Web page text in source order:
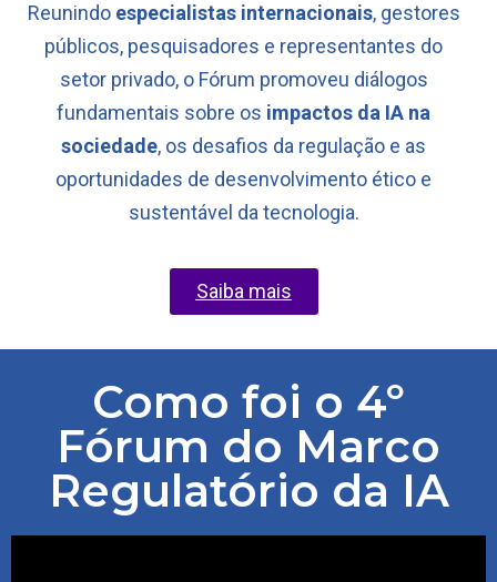
Reunindo especialistas internacionais, gestores
públicos, pesquisadores e representantes do
setor privado, o Fórum promoveu diálogos
fundamentais sobre os impactos da IA na
sociedade, os desafios da regulação e as
oportunidades de desenvolvimento ético e
sustentável da tecnologia.
Saiba mais
Como foi o 4º
Fórum do Marco
Regulatório da IA